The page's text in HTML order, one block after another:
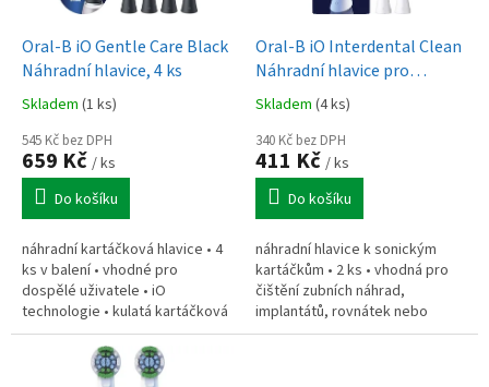
Oral-B iO Gentle Care Black
Náhradní hlavice, 4 ks
Skladem (1 ks)
545 Kč bez DPH
659 Kč / ks
Do košíku
náhradní kartáčková hlavice • 4
ks v balení • vhodné pro
dospělé uživatele • iO
technologie • kulatá kartáčková
hlava • optimální uspořádání
vláken • modrá vlákna
postupně...
Oral-B iO Interdental Clean
Náhradní hlavice pro
rovnátka, 2 ks
Skladem (4 ks)
340 Kč bez DPH
411 Kč / ks
Do košíku
náhradní hlavice k sonickým
kartáčkům • 2 ks • vhodná pro
čištění zubních náhrad,
implantátů, rovnátek nebo
křivých zubů